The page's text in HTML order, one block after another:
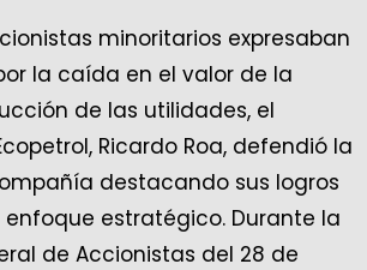
minoritarios expresaban
la caída en el valor de la
de las utilidades, el
Ricardo Roa, defendió la
destacando sus logros
enfoque estratégico. Durante la
de Accionistas del 28 de